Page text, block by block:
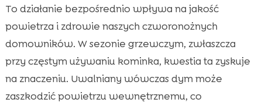
To działanie bezpośrednio wpływa na jakość
powietrza i zdrowie naszych czworonożnych
domowników. W sezonie grzewczym, zwłaszcza
przy częstym używaniu kominka, kwestia ta zyskuje
na znaczeniu. Uwalniany wówczas dym może
zaszkodzić powietrzu wewnętrznemu, co